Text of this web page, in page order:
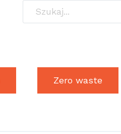
Zero waste